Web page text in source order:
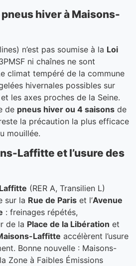
hiver à Maisons-
n’est pas soumise à la Loi
ni chaînes ne sont
climat tempéré de la commune
hivernales possibles sur
et les axes proches de la Seine.
de pneus hiver ou 4 saisons de
la précaution la plus efficace
mouillée.
Laffitte et l’usure des
(RER A, Transilien L)
sur la Rue de Paris et l’Avenue
: freinages répétés,
de la Place de la Libération et
Laffitte accélèrent l’usure
Bonne nouvelle : Maisons-
Zone à Faibles Émissions